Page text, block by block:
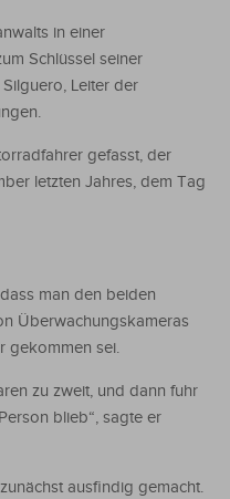
in einer
Schlüssel seiner
Leiter der
gefasst, der
letzten Jahres, dem Tag
man den beiden
Überwachungskameras
gekommen sei.
zu zweit, und dann fuhr
blieb“, sagte er
ausfindig gemacht.